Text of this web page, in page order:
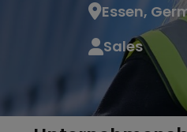
Essen,
Sales